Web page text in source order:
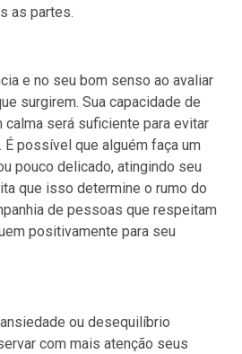
as partes.
e no seu bom senso ao avaliar
surgirem. Sua capacidade de
será suficiente para evitar
possível que alguém faça um
pouco delicado, atingindo seu
que isso determine o rumo do
de pessoas que respeitam
positivamente para seu
ou desequilíbrio
com mais atenção seus